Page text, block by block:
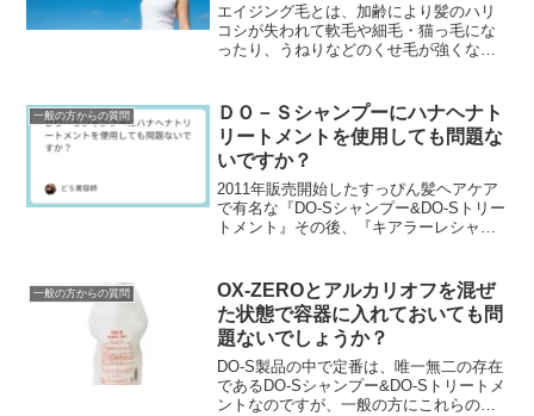
エイジング毛とは、加齢により髪のハリ
コシが失われて軟毛や細毛・猫っ毛にな
ったり、うねりなどのくせ毛が強くなっ
ることです。エイジン...
一般の方からの質問
ＤＯ－Ｓシャンプーにハナヘナト
リートメントを使用しても問題な
いですか？
2011年販売開始したすっぴん髪ヘアケア
で有名な『DO-Sシャンプー&DO-Sトリー
トメント』その後、『キアラーレシャン
ト』...
一般の方からの質問
OX-ZEROとアルカリオフを混ぜ
た状態で容器に入れておいても問
題ないでしょうか？
DO-S製品の中で定番は、唯一無二の存在
であるDO-Sシャンプー&DO-Sトリートメ
ントなのですが、一般の方にこれらの次